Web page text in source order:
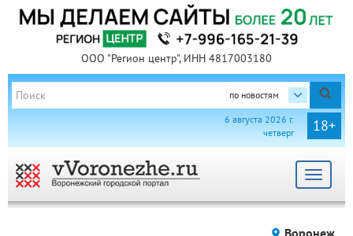
ООО "Регион центр", ИНН 4817003180
по новостям
18+
6 августа 2026 г.
четверг
Toggle
Воронеж